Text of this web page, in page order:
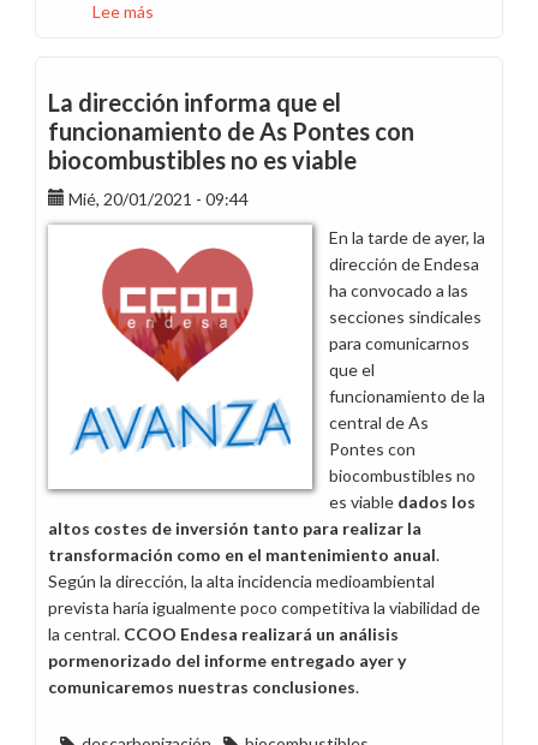
Lee más
contra
de
dar
por
cerrado
el
proceso
recolocaciones
La dirección informa que el
funcionamiento de As Pontes con
biocombustibles no es viable
Mié, 20/01/2021 - 09:44
En la tarde de ayer, la
dirección de Endesa
ha convocado a las
secciones sindicales
para comunicarnos
que el
funcionamiento de la
central de As
Pontes con
biocombustibles no
es viable dados los
altos costes de inversión tanto para realizar la
transformación como en el mantenimiento anual.
Según la dirección, la alta incidencia medioambiental
prevista haría igualmente poco competitiva la viabilidad de
la central. CCOO Endesa realizará un análisis
pormenorizado del informe entregado ayer y
comunicaremos nuestras conclusiones.